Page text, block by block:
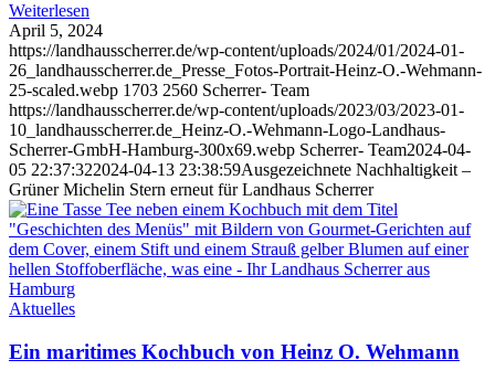
Weiterlesen
April 5, 2024
https://landhausscherrer.de/wp-content/uploads/2024/01/2024-01-
26_landhausscherrer.de_Presse_Fotos-Portrait-Heinz-O.-Wehmann-
25-scaled.webp 1703 2560 Scherrer- Team
https://landhausscherrer.de/wp-content/uploads/2023/03/2023-01-
10_landhausscherrer.de_Heinz-O.-Wehmann-Logo-Landhaus-
Scherrer-GmbH-Hamburg-300x69.webp Scherrer- Team2024-04-
05 22:37:322024-04-13 23:38:59Ausgezeichnete Nachhaltigkeit –
Grüner Michelin Stern erneut für Landhaus Scherrer
Aktuelles
Ein maritimes Kochbuch von Heinz O. Wehmann